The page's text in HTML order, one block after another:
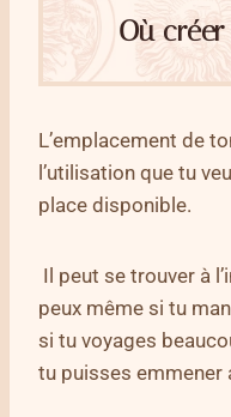
Où
L’emplacement de
l’utilisation que tu
place disponible.
Il peut se trouver à
peux même si tu
si tu voyages
tu puisses emmener